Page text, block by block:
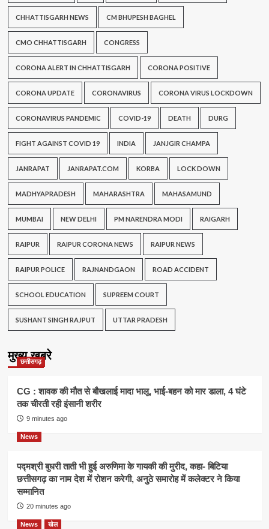
CHHATTISGARH NEWS CM BHUPESH BAGHEL
CMO CHHATTISGARH CONGRESS
CORONA ALERT IN CHHATTISGARH CORONA POSITIVE
CORONA UPDATE CORONAVIRUS CORONA VIRUS LOCKDOWN
CORONAVIRUS PANDEMIC COVID-19 DEATH DURG
FIGHT AGAINST COVID 19 INDIA JANJGIR CHAMPA
JANRAPAT JANRAPAT.COM KORBA LOCK DOWN
MADHYAPRADESH MAHARASHTRA MAHASAMUND
MUMBAI NEW DELHI PM NARENDRA MODI RAIGARH
RAIPUR RAIPUR CORONA NEWS RAIPUR NEWS
RAIPUR POLICE RAJNANDGAON ROAD ACCIDENT
SCHOOL EDUCATION SUPREEM COURT
SUSHANT SINGH RAJPUT UTTAR PRADESH
मुख्य खबरे
छत्तीसगढ़
CG : शावक की मौत से बौखलाई मादा भालू, भाई-बहन को मार डाला, 4 घंटे
तक चीरती रही इंसानी शरीर
9 minutes ago
News
पद्मश्री बुधरी ताती भी हुई अरुणिमा के गायकी की मुरीद, कहा- बिटिया
छत्तीसगढ़ का नाम देश में रोशन करेगी, अनुठे समारोह में कलेक्टर ने किया
सम्मानित
20 minutes ago
News खेल